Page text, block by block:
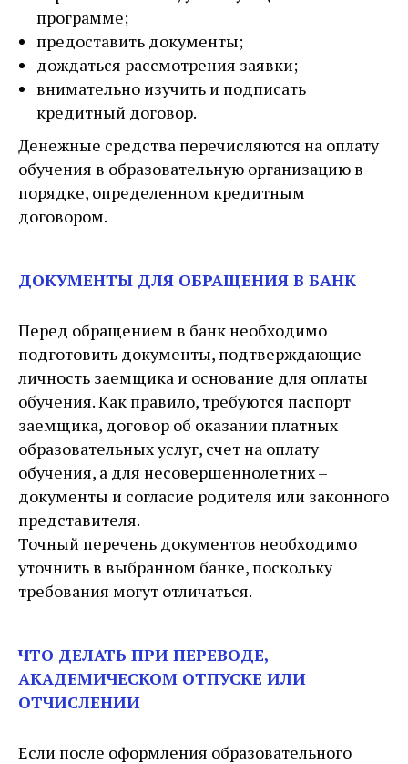
программе;
предоставить документы;
дождаться рассмотрения заявки;
внимательно изучить и подписать
кредитный договор.
Денежные средства перечисляются на оплату
обучения в образовательную организацию в
порядке, определенном кредитным
договором.
ДОКУМЕНТЫ ДЛЯ ОБРАЩЕНИЯ В БАНК
Перед обращением в банк необходимо
подготовить документы, подтверждающие
личность заемщика и основание для оплаты
обучения. Как правило, требуются паспорт
заемщика, договор об оказании платных
образовательных услуг, счет на оплату
обучения, а для несовершеннолетних –
документы и согласие родителя или законного
представителя.
Точный перечень документов необходимо
уточнить в выбранном банке, поскольку
требования могут отличаться.
ЧТО ДЕЛАТЬ ПРИ ПЕРЕВОДЕ,
АКАДЕМИЧЕСКОМ ОТПУСКЕ ИЛИ
ОТЧИСЛЕНИИ
Если после оформления образовательного